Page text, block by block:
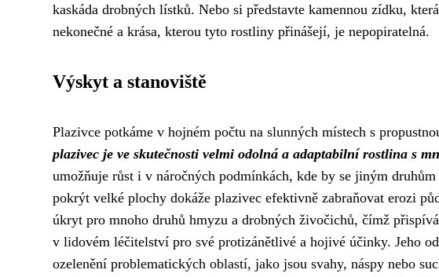
kaskáda drobných lístků. Nebo si představte kamennou zídku,
nekonečné a krása, kterou tyto rostliny přinášejí, je nepopiratelná.
Výskyt a stanoviště
Plazivce potkáme v hojném počtu na slunných místech s
plazivec je ve skutečnosti velmi odolná a adaptabilní rostlina s
umožňuje růst i v náročných podmínkách, kde by se jiným
pokrýt velké plochy dokáže plazivec efektivně zabraňovat erozi
úkryt pro mnoho druhů hmyzu a drobných živočichů, čímž
v lidovém léčitelství pro své protizánětlivé a hojivé účinky. Jeho
ozelenění problematických oblastí, jako jsou svahy, náspy nebo